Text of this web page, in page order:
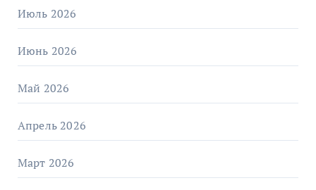
Июль 2026
Июнь 2026
Май 2026
Апрель 2026
Март 2026